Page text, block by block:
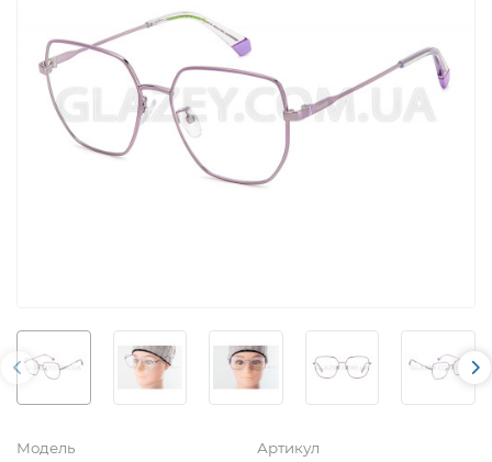
Модель Артикул